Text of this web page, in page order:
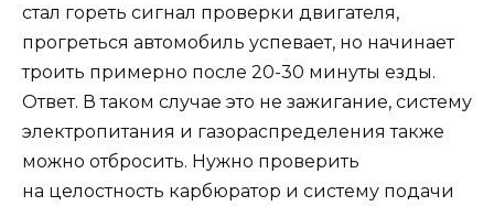
стал гореть сигнал проверки двигателя,
прогреться автомобиль успевает, но начинает
троить примерно после 20-30 минуты езды.
Ответ. В таком случае это не зажигание, систему
электропитания и газораспределения также
можно отбросить. Нужно проверить
на целостность карбюратор и систему подачи